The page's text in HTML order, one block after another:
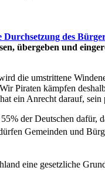
des
übergeben und
die umstrittene
Piraten kämpfen
ein Anrecht darauf,
55% der Deutschen
Gemeinden und
eine gesetzliche